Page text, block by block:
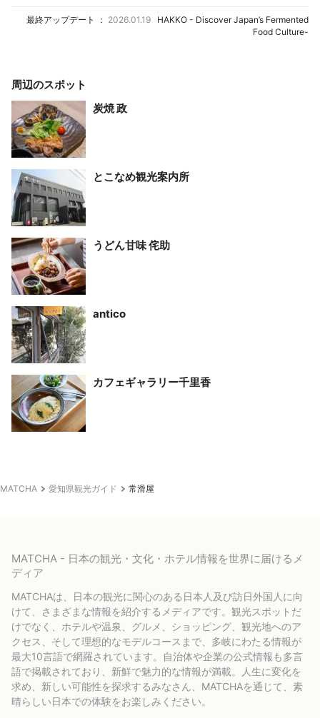
最終アップデート ： 2026.01.19 HAKKO - Discover Japan’s Fermented
Food Culture-
周辺のスポット
炭焼 政
とこなめ観光案内所
うどん甘味 侘助
antico
カフェギャラリー千里香
MATCHA 愛知県観光ガイド 常滑屋
MATCHA - 日本の観光・文化・ホテル情報を世界に届けるメ
ディア
MATCHAは、日本の観光に関心のある日本人及び訪日外国人に向
けて、さまざまな情報を紹介するメディアです。観光スポットだ
けでなく、ホテルや温泉、グルメ、ショッピング、観光地へのア
クセス、そして理想的なモデルコースまで、多岐にわたる情報が
最大10言語で網羅されています。自治体や企業の公式情報も多言
語で掲載されており、新鮮で魅力的な情報が満載。人生に変化を
求め、新しい可能性を探求するみなさん、MATCHAを通じて、素
晴らしい日本での体験をお楽しみください。